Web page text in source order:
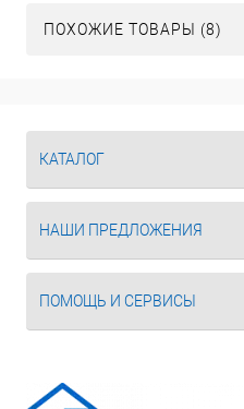
ПОХОЖИЕ ТОВАРЫ (8)
КАТАЛОГ
НАШИ ПРЕДЛОЖЕНИЯ
ПОМОЩЬ И СЕРВИСЫ